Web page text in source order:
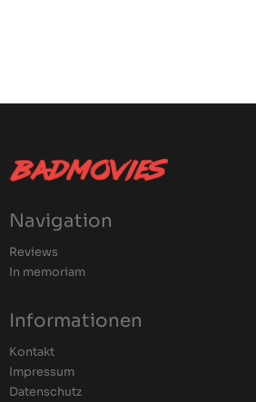
Navigation
Reviews
In memoriam
Informationen
Kontakt
Impressum
Datenschutz